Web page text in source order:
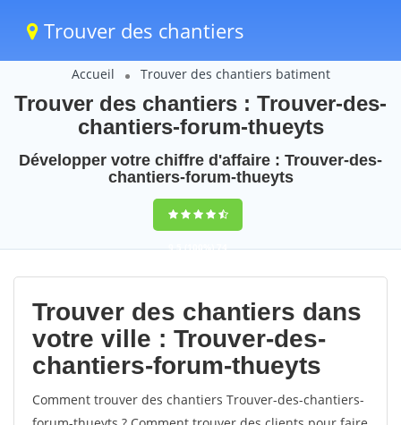
Trouver des chantiers
Accueil Trouver des chantiers batiment
Trouver des chantiers : Trouver-des-
chantiers-forum-thueyts
Développer votre chiffre d'affaire : Trouver-des-
chantiers-forum-thueyts
9,5(100%)74
votes
Trouver des chantiers dans
votre ville : Trouver-des-
chantiers-forum-thueyts
Comment trouver des chantiers Trouver-des-chantiers-